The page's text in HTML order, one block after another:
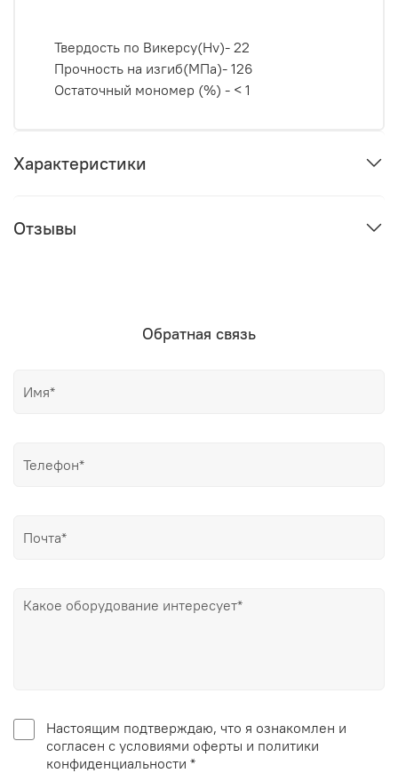
Твердость по Викерсу(Hv)- 22
Прочность на изгиб(МПа)- 126
Остаточный мономер (%) - < 1
Характеристики
Отзывы
Обратная связь
Настоящим подтверждаю, что я ознакомлен и
согласен с условиями оферты и политики
конфиденциальности *